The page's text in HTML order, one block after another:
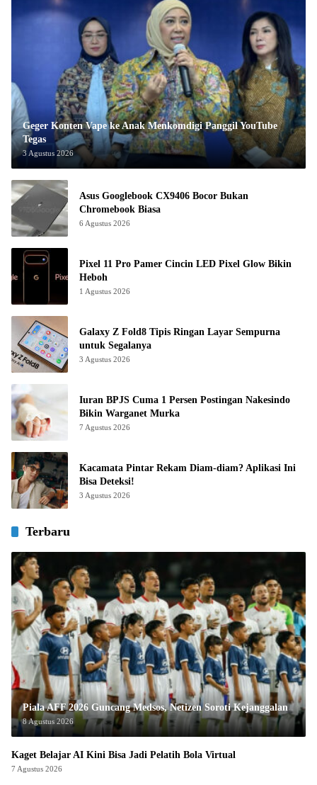
Geger Konten Vape ke Anak Menkomdigi Panggil YouTube
Tegas
3 Agustus 2026
Asus Googlebook CX9406 Bocor Bukan
Chromebook Biasa
6 Agustus 2026
Pixel 11 Pro Pamer Cincin LED Pixel Glow Bikin
Heboh
1 Agustus 2026
Galaxy Z Fold8 Tipis Ringan Layar Sempurna
untuk Segalanya
3 Agustus 2026
Iuran BPJS Cuma 1 Persen Postingan Nakesindo
Bikin Warganet Murka
7 Agustus 2026
Kacamata Pintar Rekam Diam-diam? Aplikasi Ini
Bisa Deteksi!
3 Agustus 2026
Terbaru
Piala AFF 2026 Guncang Medsos, Netizen Soroti Kejanggalan
8 Agustus 2026
Kaget Belajar AI Kini Bisa Jadi Pelatih Bola Virtual
7 Agustus 2026